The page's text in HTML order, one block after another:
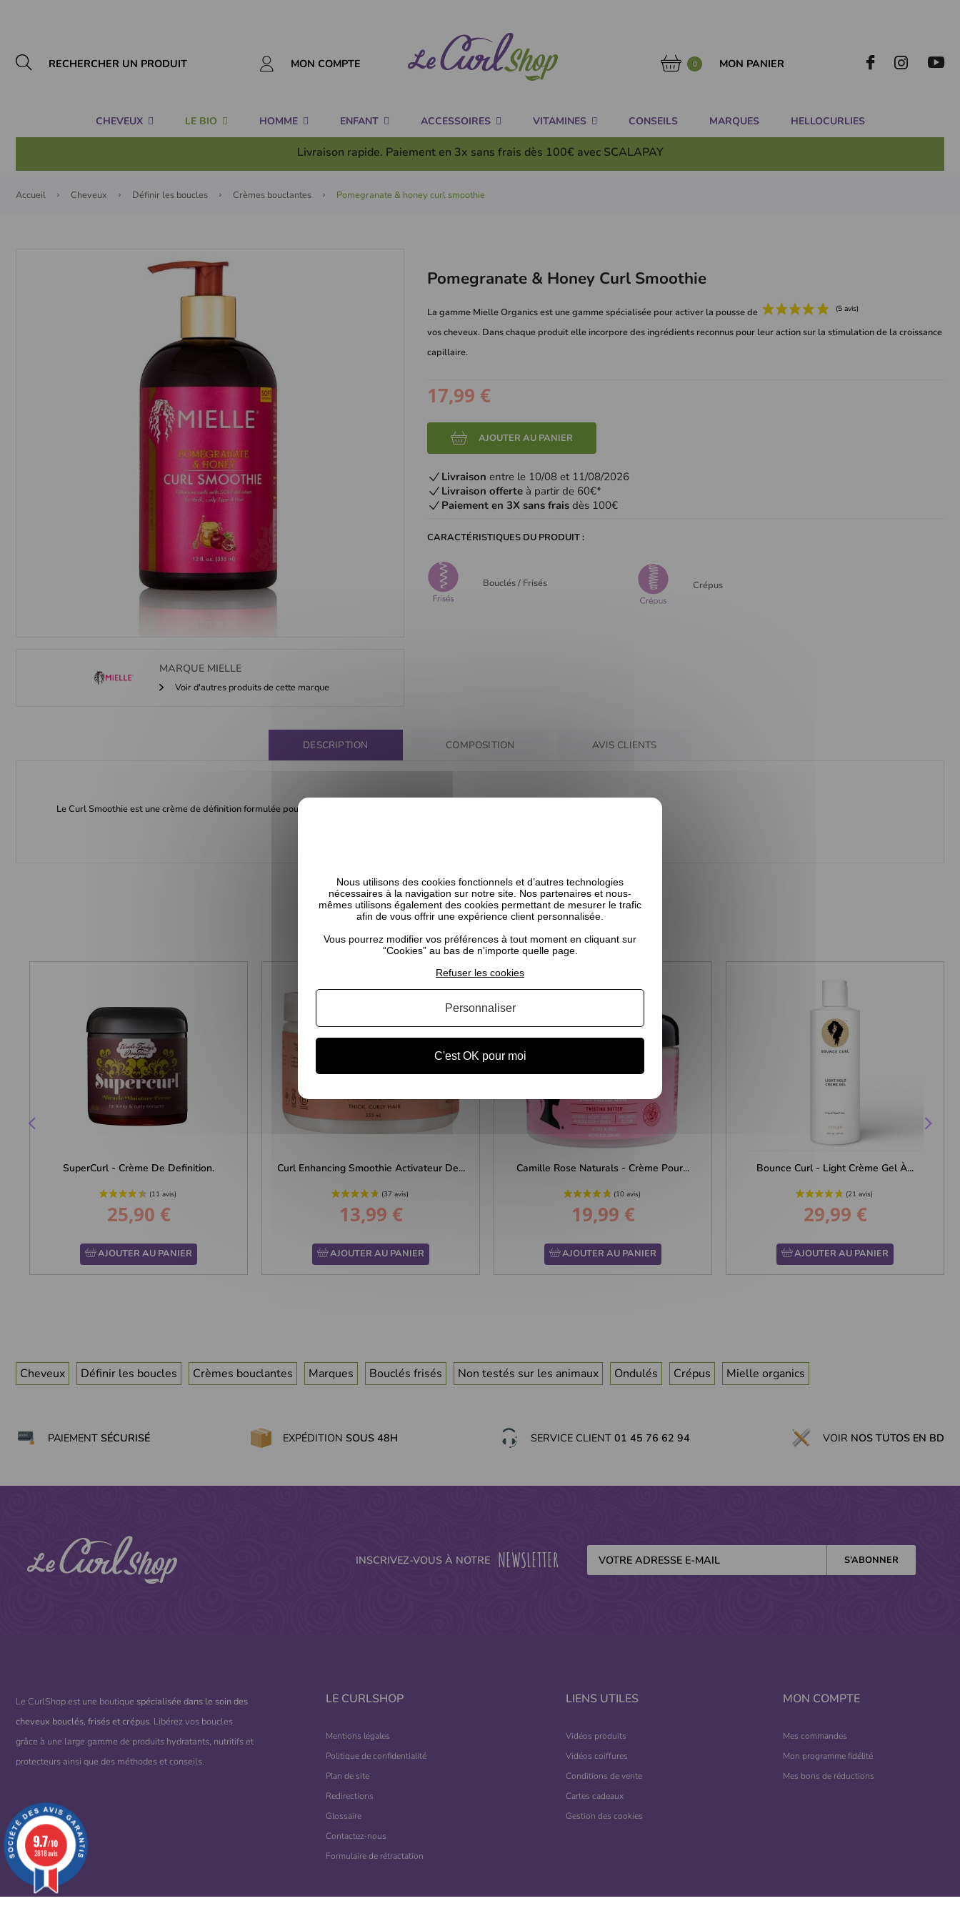
MON COMPTE 0 MON PANIER
CHEVEUX LE BIO HOMME ENFANT ACCESSOIRES VITAMINES CONSEILS MARQUES HELLOCURLIES
Livraison rapide. Paiement en 3x sans frais dès 100€ avec SCALAPAY
Accueil Cheveux Définir les boucles Crèmes bouclantes Pomegranate & honey curl smoothie
MARQUE MIELLE
Voir d'autres produits de cette marque
Pomegranate & Honey Curl Smoothie
La gamme Mielle Organics est une gamme spécialisée pour activer la pousse de
vos cheveux. Dans chaque produit elle incorpore des ingrédients reconnus pour leur action sur la stimulation de la croissance
capillaire.
17,99 €
AJOUTER AU PANIER
Livraison entre le 10/08 et 11/08/2026
Livraison offerte à partir de 60€*
Paiement en 3X sans frais dès 100€
CARACTÉRISTIQUES DU PRODUIT :
Bouclés / Frisés Crépus
DESCRIPTION COMPOSITION AVIS CLIENTS
Le Curl Smoothie est une crème de définition formulée pour les cheveux crépus type 4 par Mielle organics
CELA POURRAIT VOUS INTÉRESSER
SuperCurl - Crème De Definition.
Prix
25,90 €
AJOUTER AU PANIER
Curl Enhancing Smoothie Activateur De...
Prix
13,99 €
AJOUTER AU PANIER
Camille Rose Naturals - Crème Pour...
Prix
19,99 €
AJOUTER AU PANIER
Bounce Curl - Light Crème Gel À...
Prix
29,99 €
AJOUTER AU PANIER
Cheveux Définir les boucles Crèmes bouclantes Marques Bouclés frisés Non testés sur les animaux Ondulés Crépus Mielle organics
PAIEMENT SÉCURISÉ EXPÉDITION SOUS 48H SERVICE CLIENT 01 45 76 62 94 VOIR NOS TUTOS EN BD
INSCRIVEZ-VOUS À NOTRE NEWSLETTER
Le CurlShop est une boutique spécialisée dans le soin des
cheveux bouclés, frisés et crépus. Libérez vos boucles
grâce à une large gamme de produits hydratants, nutritifs et
protecteurs ainsi que des méthodes et conseils.
LE CURLSHOP
Mentions légales
Politique de confidentialité
Plan de site
Redirections
Glossaire
Contactez-nous
Formulaire de rétractation
LIENS UTILES
Vidéos produits
Vidéos coiffures
Conditions de vente
Cartes cadeaux
Gestion des cookies
MON COMPTE
Mes commandes
Mon programme fidélité
Mes bons de réductions
9.7/10
2818 avis
Nous utilisons des cookies fonctionnels et d’autres technologies
nécessaires à la navigation sur notre site. Nos partenaires et nous-
mêmes utilisons également des cookies permettant de mesurer le trafic
afin de vous offrir une expérience client personnalisée.
Vous pourrez modifier vos préférences à tout moment en cliquant sur
“Cookies” au bas de n'importe quelle page.
C'est OK pour moi
Refuser les cookies
Personnaliser